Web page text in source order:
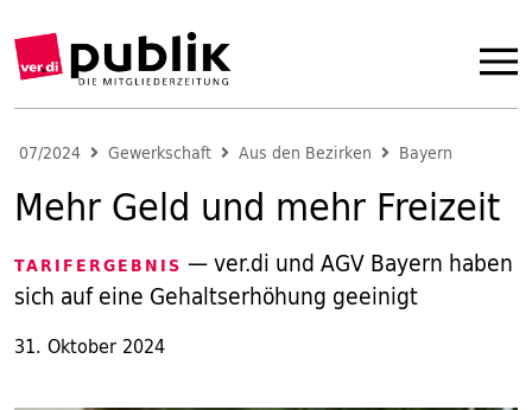
07/2024 Gewerkschaft Aus den Bezirken Bayern
Mehr Geld und mehr Freizeit
TARIFERGEBNIS — ver.di und AGV Bayern haben
sich auf eine Gehaltserhöhung geeinigt
31. Oktober 2024